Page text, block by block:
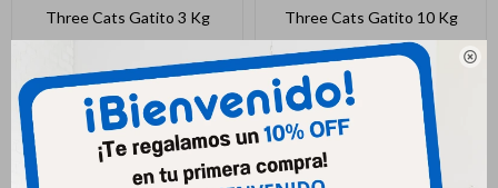

Three Cats Gatito 3 Kg
1.050
Three Cats Gatito 10 Kg
$2.990